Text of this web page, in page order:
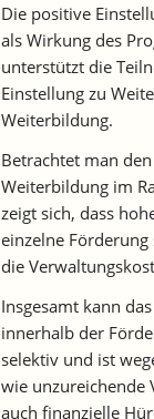
Die positive
als Wirkung des
unterstützt die
Einstellung zu
Weiterbildung.
Betrachtet man
Weiterbildung im
zeigt sich, dass
einzelne
die
Insgesamt kann
innerhalb der
selektiv und ist
wie unzureichende
auch finanzielle